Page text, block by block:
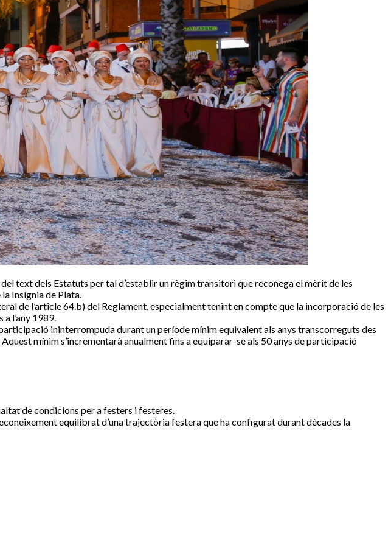
text dels Estatuts per tal d’establir un règim transitori que reconega el mèrit de les
Insígnia de Plata.
de l’article 64.b) del Reglament, especialment tenint en compte que la incorporació de les
l’any 1989.
ininterrompuda durant un període mínim equivalent als anys transcorreguts des
mínim s’incrementarà anualment fins a equiparar-se als 50 anys de participació
de condicions per a festers i festeres.
equilibrat d’una trajectòria festera que ha configurat durant dècades la